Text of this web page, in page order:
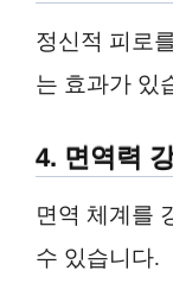
정신적 피로
는 효과가 있
4. 면역력
면역 체계를
수 있습니다.